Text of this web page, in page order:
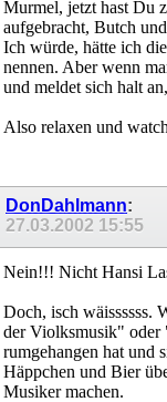
Murmel, jetzt hast Du
aufgebracht, Butch
Ich würde, hätte ich
nennen. Aber wenn
und meldet sich halt
Also relaxen und
DonDahlmann:
27.03.2002 15:55
Nein!!! Nicht Hansi
Doch, isch wäissssss.
der Violksmusik" oder
rumgehangen hat und
Häppchen und Bier
Musiker machen.